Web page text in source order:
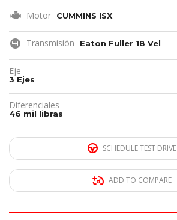
Motor CUMMINS ISX
Transmisión Eaton Fuller 18 Vel
Eje
3 Ejes
Diferenciales
46 mil libras
SCHEDULE TEST DRIVE
ADD TO COMPARE